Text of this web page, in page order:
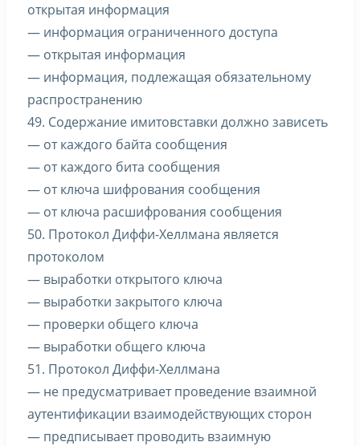
открытая информация
— информация ограниченного доступа
— открытая информация
— информация, подлежащая обязательному
распространению
49. Содержание имитовставки должно зависеть
— от каждого байта сообщения
— от каждого бита сообщения
— от ключа шифрования сообщения
— от ключа расшифрования сообщения
50. Протокол Диффи-Хеллмана является
протоколом
— выработки открытого ключа
— выработки закрытого ключа
— проверки общего ключа
— выработки общего ключа
51. Протокол Диффи-Хеллмана
— не предусматривает проведение взаимной
аутентификации взаимодействующих сторон
— предписывает проводить взаимную